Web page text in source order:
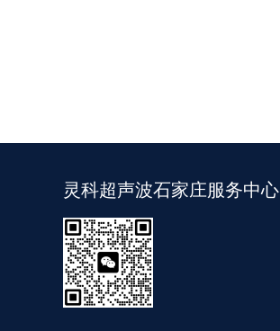
灵科超声波石家庄服务中心